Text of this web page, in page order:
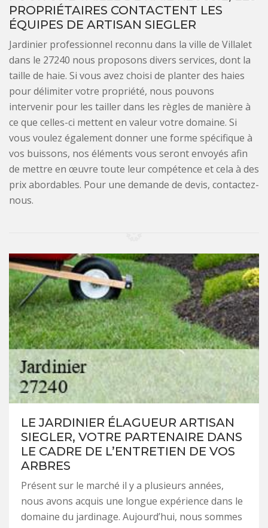
PROPRIÉTAIRES CONTACTENT LES
ÉQUIPES DE ARTISAN SIEGLER
Jardinier professionnel reconnu dans la ville de Villalet
dans le 27240 nous proposons divers services, dont la
taille de haie. Si vous avez choisi de planter des haies
pour délimiter votre propriété, nous pouvons
intervenir pour les tailler dans les règles de manière à
ce que celles-ci mettent en valeur votre domaine. Si
vous voulez également donner une forme spécifique à
vos buissons, nos éléments vous seront envoyés afin
de mettre en œuvre toute leur compétence et cela à des
prix abordables. Pour une demande de devis, contactez-
nous.
LE JARDINIER ÉLAGUEUR ARTISAN
SIEGLER, VOTRE PARTENAIRE DANS
LE CADRE DE L’ENTRETIEN DE VOS
ARBRES
Présent sur le marché il y a plusieurs années,
nous avons acquis une longue expérience dans le
domaine du jardinage. Aujourd’hui, nous sommes